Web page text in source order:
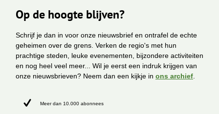
Op de hoogte blijven?
Schrijf je dan in voor onze nieuwsbrief en ontrafel de echte
geheimen over de grens. Verken de regio's met hun
prachtige steden, leuke evenementen, bijzondere activiteiten
en nog heel veel meer... Wil je eerst een indruk krijgen van
onze nieuwsbrieven? Neem dan een kijkje in ons archief.
Meer dan 10.000 abonnees